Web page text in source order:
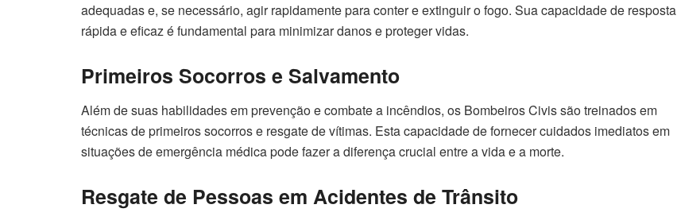
adequadas e, se necessário, agir rapidamente para conter e extinguir o fogo. Sua capacidade de resposta
rápida e eficaz é fundamental para minimizar danos e proteger vidas.
Primeiros Socorros e Salvamento
Além de suas habilidades em prevenção e combate a incêndios, os Bombeiros Civis são treinados em
técnicas de primeiros socorros e resgate de vítimas. Esta capacidade de fornecer cuidados imediatos em
situações de emergência médica pode fazer a diferença crucial entre a vida e a morte.
Resgate de Pessoas em Acidentes de Trânsito